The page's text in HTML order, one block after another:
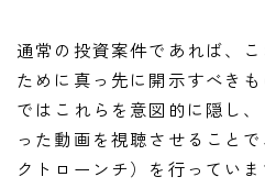
通常の投資案件であれば、
ために真っ先に開示すべき
ではこれらを意図的に隠し
った動画を視聴させること
クトローンチ）を行っていま